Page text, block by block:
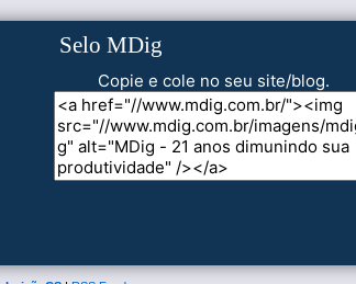
Selo MDig
Copie e cole no seu site/blog.